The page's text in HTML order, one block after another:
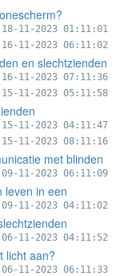
18-11-2023 01:11:01
16-11-2023 06:11:02
en slechtzienden
16-11-2023 07:11:36
15-11-2023 05:11:58
15-11-2023 04:11:47
15-11-2023 08:11:16
met blinden
09-11-2023 06:11:09
leven in een
09-11-2023 04:11:02
06-11-2023 04:11:52
licht aan?
06-11-2023 06:11:33